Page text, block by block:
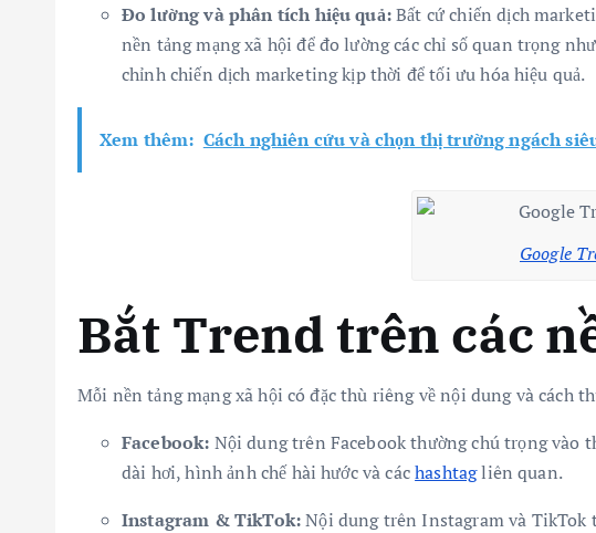
Đo lường và phân tích hiệu quả:Bất cứ chiến dịch
nền tảng mạng xã hội để đo lường các chỉ số quan trọng
chỉnh chiến dịch marketing kịp thời để tối ưu hóa hiệu quả.
Xem thêm: Cách nghiên cứu và chọn thị trường ngách
Google
Bắt Trend trên các
Mỗi nền tảng mạng xã hội có đặc thù riêng về nội dung và cách
Facebook: Nội dung trên Facebook thường chú trọng vào
dài hơi, hình ảnh chế hài hước và cáchashtagliên quan.
Instagram & TikTok:Nội dung trên Instagram và TikTok